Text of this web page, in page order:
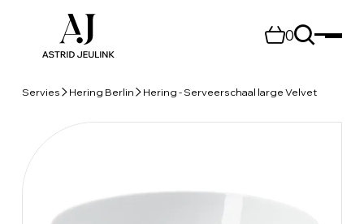
0
Servies Hering Berlin Hering - Serveerschaal large Velvet